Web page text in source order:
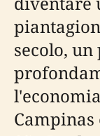
secolo,